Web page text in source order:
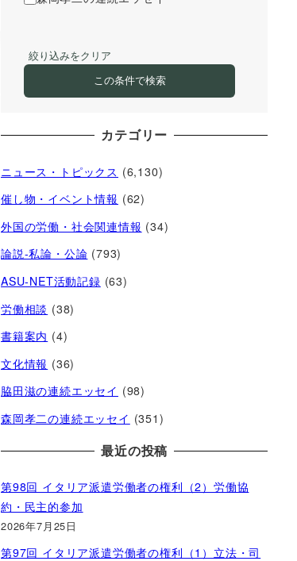
絞り込みをクリア
この条件で検索
カテゴリー
ニュース・トピックス (6,130)
催し物・イベント情報 (62)
外国の労働・社会関連情報 (34)
論説-私論・公論 (793)
ASU-NET活動記録 (63)
労働相談 (38)
書籍案内 (4)
文化情報 (36)
脇田滋の連続エッセイ (98)
森岡孝二の連続エッセイ (351)
最近の投稿
第98回 イタリア派遣労働者の権利（2）労働協
約・民主的参加
2026年7月25日
第97回 イタリア派遣労働者の権利（1）立法・司